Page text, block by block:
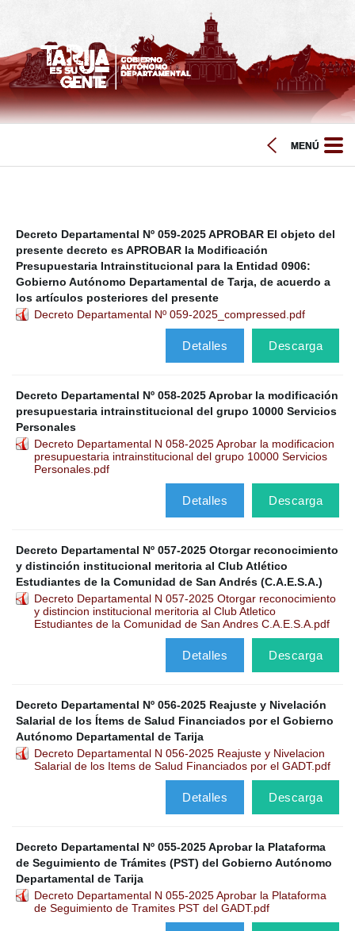
Decreto Departamental Nº 059-2025 APROBAR El objeto del
presente decreto es APROBAR la Modificación
Presupuestaria Intrainstitucional para la Entidad 0906:
Gobierno Autónomo Departamental de Tarja, de acuerdo a
los artículos posteriores del presente
Decreto Departamental Nº 059-2025_compressed.pdf
Descarga
Detalles
Decreto Departamental Nº 058-2025 Aprobar la modificación
presupuestaria intrainstitucional del grupo 10000 Servicios
Personales
Decreto Departamental N 058-2025 Aprobar la modificacion
presupuestaria intrainstitucional del grupo 10000 Servicios
Personales.pdf
Descarga
Detalles
Decreto Departamental Nº 057-2025 Otorgar reconocimiento
y distinción institucional meritoria al Club Atlético
Estudiantes de la Comunidad de San Andrés (C.A.E.S.A.)
Decreto Departamental N 057-2025 Otorgar reconocimiento
y distincion institucional meritoria al Club Atletico
Estudiantes de la Comunidad de San Andres C.A.E.S.A.pdf
Descarga
Detalles
Decreto Departamental Nº 056-2025 Reajuste y Nivelación
Salarial de los Ítems de Salud Financiados por el Gobierno
Autónomo Departamental de Tarija
Decreto Departamental N 056-2025 Reajuste y Nivelacion
Salarial de los Items de Salud Financiados por el GADT.pdf
Descarga
Detalles
Decreto Departamental Nº 055-2025 Aprobar la Plataforma
de Seguimiento de Trámites (PST) del Gobierno Autónomo
Departamental de Tarija
Decreto Departamental N 055-2025 Aprobar la Plataforma
de Seguimiento de Tramites PST del GADT.pdf